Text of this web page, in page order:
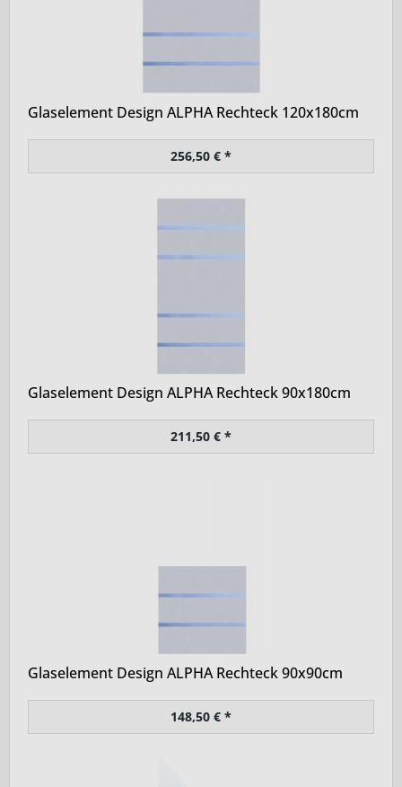
Glaselement Design ALPHA Rechteck 120x180cm
256,50 € *
Glaselement Design ALPHA Rechteck 90x180cm
211,50 € *
Glaselement Design ALPHA Rechteck 90x90cm
148,50 € *